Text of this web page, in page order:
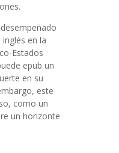
en la
Estados
epub un
en su
este
como un
un horizonte